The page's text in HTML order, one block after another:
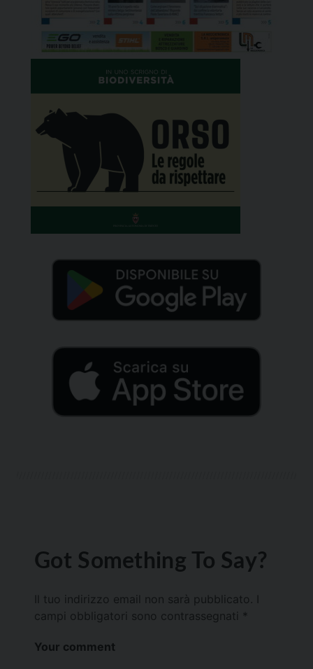
Got Something To Say?
Il tuo indirizzo email non sarà pubblicato.
campi obbligatori sono contrassegnati *
Your comment